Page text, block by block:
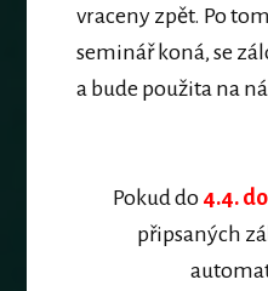
vraceny zpět. Po
seminář koná, se
a bude použita na
Pokud do 4.4.
připsaných